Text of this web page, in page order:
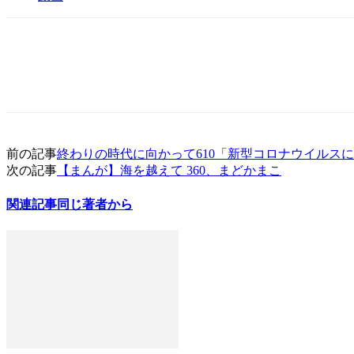
前の記事終わりの時代に向かって610「新型コロナウイルス
次の記事 【まんが】海を越えて 360、まどかまこ
関連記事同じ著者から